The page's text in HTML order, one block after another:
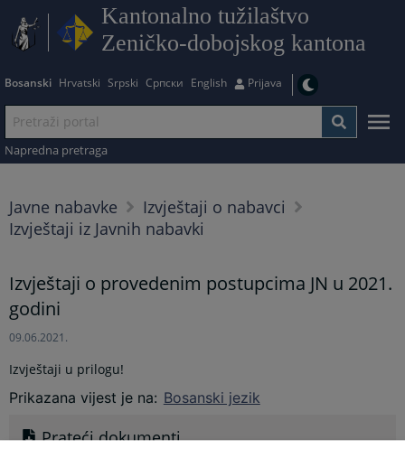
Kantonalno tužilaštvo
Zeničko-dobojskog kantona
Bosanski Hrvatski Srpski Српски English Prijava
Napredna pretraga
Javne nabavke
Izvještaji o nabavci
Izvještaji iz Javnih nabavki
Izvještaji o provedenim postupcima JN u 2021.
godini
09.06.2021.
Izvještaji u prilogu!
Prikazana vijest je na: Bosanski jezik
Prateći dokumenti